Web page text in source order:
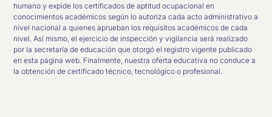
humano y expide los certificados de aptitud ocupacional en
conocimientos académicos según lo autoriza cada acto administrativo a
nivel nacional a quienes aprueban los requisitos académicos de cada
nivel. Así mismo, el ejercicio de inspección y vigilancia será realizado
por la secretaría de educación que otorgó el registro vigente publicado
en esta página web. Finalmente, nuestra oferta educativa no conduce a
la obtención de certificado técnico, tecnológico o profesional.